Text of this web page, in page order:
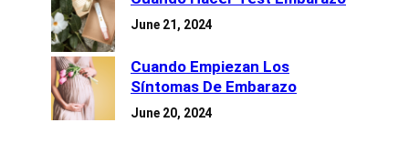
June 21, 2024
Cuando Empiezan Los
Síntomas De Embarazo
June 20, 2024